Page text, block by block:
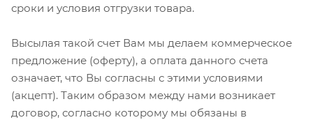
сроки и условия отгрузки товара.
Высылая такой счет Вам мы делаем коммерческое
предложение (оферту), а оплата данного счета
означает, что Вы согласны с этими условиями
(акцепт). Таким образом между нами возникает
договор, согласно которому мы обязаны в